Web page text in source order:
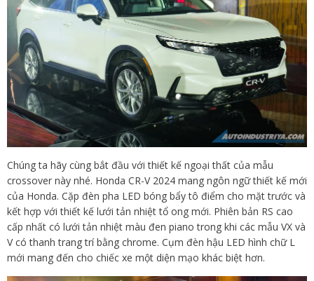
Chúng ta hãy cùng bắt đầu với thiết kế ngoại thất của mẫu
crossover này nhé. Honda CR-V 2024 mang ngôn ngữ thiết kế mới
của Honda. Cặp đèn pha LED bóng bẩy tô điểm cho mặt trước và
kết hợp với thiết kế lưới tản nhiệt tổ ong mới. Phiên bản RS cao
cấp nhất có lưới tản nhiệt màu đen piano trong khi các mẫu VX và
V có thanh trang trí bằng chrome. Cụm đèn hậu LED hình chữ L
mới mang đến cho chiếc xe một diện mạo khác biệt hơn.